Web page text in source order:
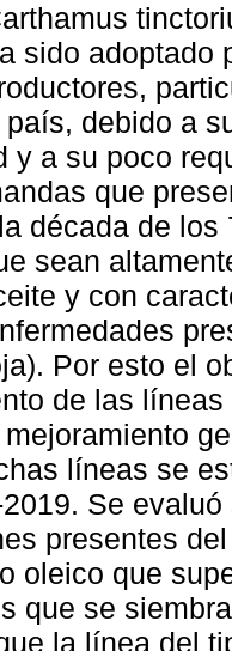
sido adoptado
debido a
y a su poco
que
década de los
sean
y con
Por esto el
de las
líneas se
Se
presentes
oleico que
que se
la línea del